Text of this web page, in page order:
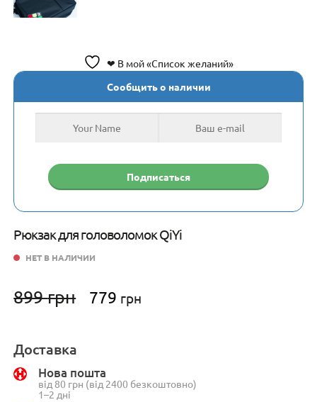
❤ В мой «Список желаний»
Рюкзак для головоломок QiYi
899грн
Первоначальная
цена
779 грн
НЕТ В НАЛИЧИИ
Сообщить о наличии
Доставка
Нова пошта
від 80 грн (від 2400 безкоштовно)
1–2 дні